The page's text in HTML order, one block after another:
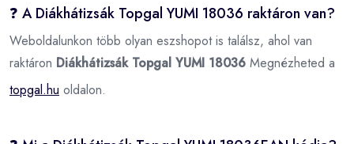
❓ A Diákhátizsák Topgal YUMI 18036 raktáron van?
Weboldalunkon több olyan eszshopot is találsz, ahol van
raktáron Diákhátizsák Topgal YUMI 18036 Megnézheted a
topgal.hu oldalon.